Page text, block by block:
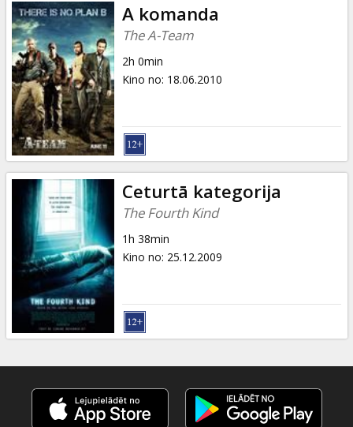
A komanda
The A-Team
2h 0min
Kino no: 18.06.2010
Ceturtā kategorija
The Fourth Kind
1h 38min
Kino no: 25.12.2009